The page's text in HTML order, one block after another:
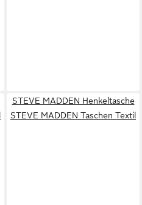
STEVE MADDEN Henkeltasche
STEVE MADDEN Taschen Textil